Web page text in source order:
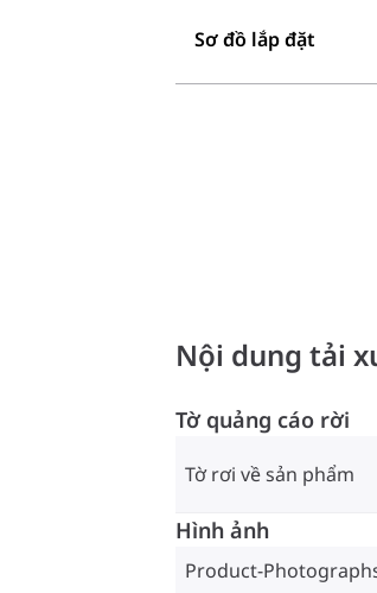
Sơ đồ lắp đặt
Nội dung tải
Tờ quảng cáo rời
Tờ rơi về sản phẩm
Hình ảnh
Product-